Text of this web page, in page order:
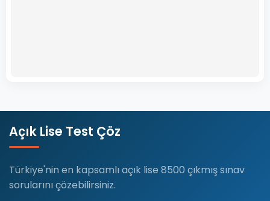
Açık Lise Test Çöz
Türkiye'nin en kapsamlı açık lise 8500 çıkmış sınav
sorularını çözebilirsiniz.